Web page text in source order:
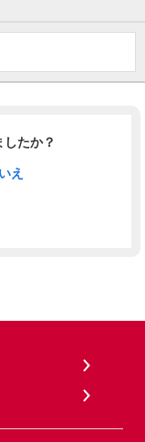
たか？
え